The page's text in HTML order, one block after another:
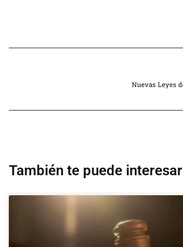
También te puede interesar